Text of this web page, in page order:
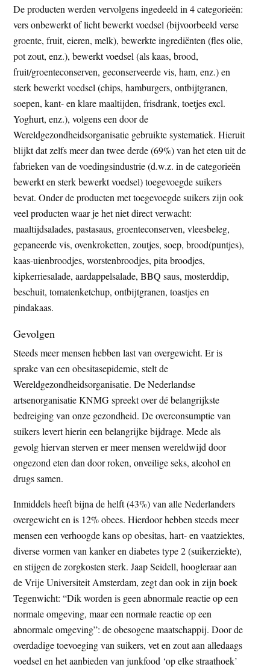
De producten werden vervolgens ingedeeld in 4 categorieën:
vers onbewerkt of licht bewerkt voedsel (bijvoorbeeld verse
groente, fruit, eieren, melk), bewerkte ingrediënten (fles olie,
pot zout, enz.), bewerkt voedsel (als kaas, brood,
fruit/groenteconserven, geconserveerde vis, ham, enz.) en
sterk bewerkt voedsel (chips, hamburgers, ontbijtgranen,
soepen, kant- en klare maaltijden, frisdrank, toetjes excl.
Yoghurt, enz.), volgens een door de
Wereldgezondheidsorganisatie gebruikte systematiek. Hieruit
blijkt dat zelfs meer dan twee derde (69%) van het eten uit de
fabrieken van de voedingsindustrie (d.w.z. in de categorieën
bewerkt en sterk bewerkt voedsel) toegevoegde suikers
bevat. Onder de producten met toegevoegde suikers zijn ook
veel producten waar je het niet direct verwacht:
maaltijdsalades, pastasaus, groenteconserven, vleesbeleg,
gepaneerde vis, ovenkroketten, zoutjes, soep, brood(puntjes),
kaas-uienbroodjes, worstenbroodjes, pita broodjes,
kipkerriesalade, aardappelsalade, BBQ saus, mosterddip,
beschuit, tomatenketchup, ontbijtgranen, toastjes en
pindakaas.
Gevolgen
Steeds meer mensen hebben last van overgewicht. Er is
sprake van een obesitasepidemie, stelt de
Wereldgezondheidsorganisatie. De Nederlandse
artsenorganisatie KNMG spreekt over dé belangrijkste
bedreiging van onze gezondheid. De overconsumptie van
suikers levert hierin een belangrijke bijdrage. Mede als
gevolg hiervan sterven er meer mensen wereldwijd door
ongezond eten dan door roken, onveilige seks, alcohol en
drugs samen.
Inmiddels heeft bijna de helft (43%) van alle Nederlanders
overgewicht en is 12% obees. Hierdoor hebben steeds meer
mensen een verhoogde kans op obesitas, hart- en vaatziektes,
diverse vormen van kanker en diabetes type 2 (suikerziekte),
en stijgen de zorgkosten sterk. Jaap Seidell, hoogleraar aan
de Vrije Universiteit Amsterdam, zegt dan ook in zijn boek
Tegenwicht: “Dik worden is geen abnormale reactie op een
normale omgeving, maar een normale reactie op een
abnormale omgeving”: de obesogene maatschappij. Door de
overdadige toevoeging van suikers, vet en zout aan alledaags
voedsel en het aanbieden van junkfood ‘op elke straathoek’